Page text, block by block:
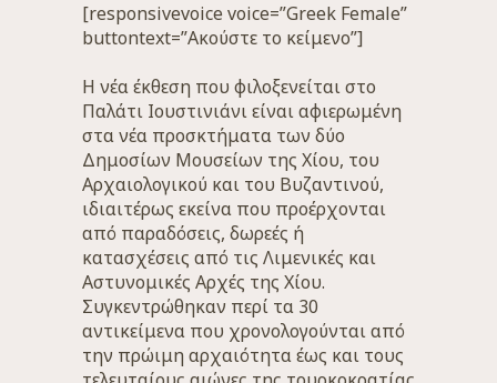
[responsivevoice voice=”Greek Female”
buttontext=”Ακούστε το κείμενο”]
Η νέα έκθεση που φιλοξενείται στο
Παλάτι Ιουστινιάνι είναι αφιερωμένη
στα νέα προσκτήματα των δύο
Δημοσίων Μουσείων της Χίου, του
Αρχαιολογικού και του Βυζαντινού,
ιδιαιτέρως εκείνα που προέρχονται
από παραδόσεις, δωρεές ή
κατασχέσεις από τις Λιμενικές και
Αστυνομικές Αρχές της Χίου.
Συγκεντρώθηκαν περί τα 30
αντικείμενα που χρονολογούνται από
την πρώιμη αρχαιότητα έως και τους